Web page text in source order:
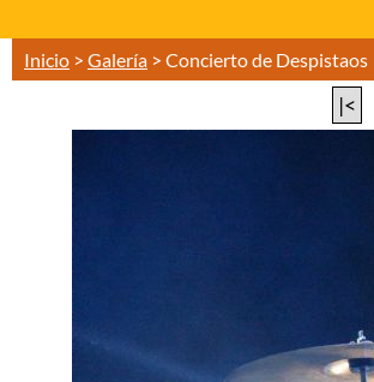
Inicio > Galería > Concierto de Despistaos
|<